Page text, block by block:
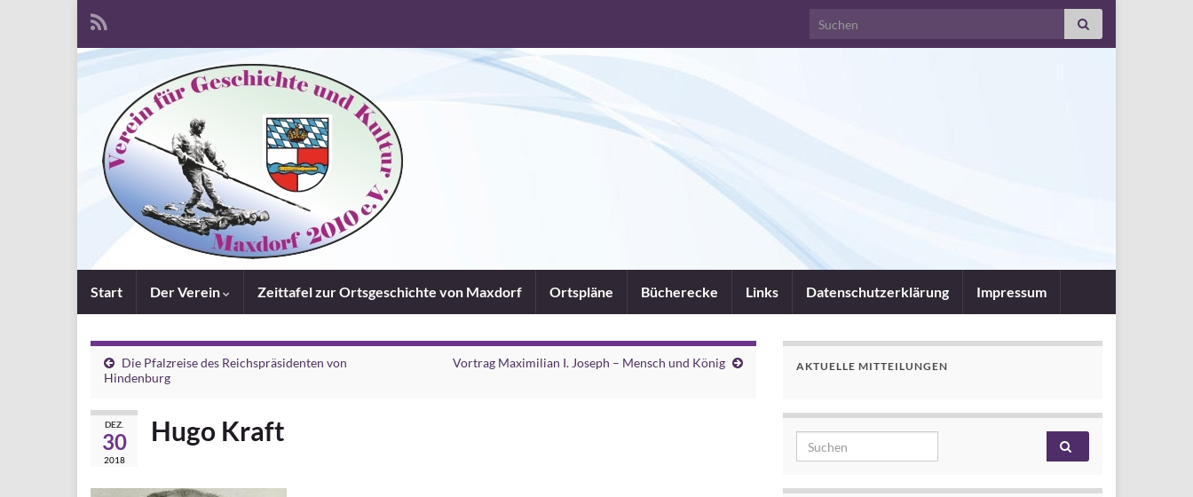
Search for:
Start Der Verein Zeittafel zur Ortsgeschichte von Maxdorf Ortspläne Bücherecke Links Datenschutzerklärung Impressum
Die Pfalzreise des Reichspräsidenten von
Hindenburg
Vortrag Maximilian I. Joseph – Mensch und König
DEZ.
30
2018
Hugo Kraft
AKTUELLE MITTEILUNGEN
Search for: